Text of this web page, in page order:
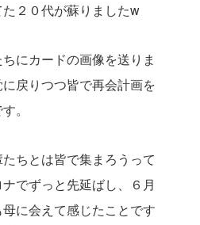
２０代が蘇りましたw
にカードの画像を送りま
戻りつつ皆で再会計画を
。
ちとは皆で集まろうって
でずっと先延ばし、６月
に会えて感じたことです